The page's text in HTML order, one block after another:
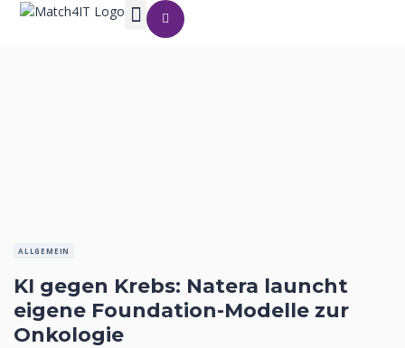
ALLGEMEIN
KI gegen Krebs: Natera launcht
eigene Foundation-Modelle zur
Onkologie